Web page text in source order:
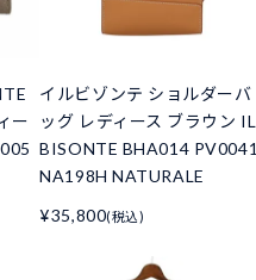
ー
イルビゾンテ ショルダーバ
ッグ レディース ブラウン IL
BISONTE BHA014 PV0041
NA198H NATURALE
¥35,800(税込)